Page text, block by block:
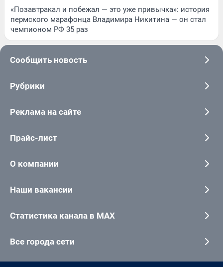
«Позавтракал и побежал — это уже привычка»: история
пермского марафонца Владимира Никитина — он стал
чемпионом РФ 35 раз
Сообщить новость
Рубрики
Реклама на сайте
Прайс-лист
О компании
Наши вакансии
Статистика канала в MAX
Все города сети